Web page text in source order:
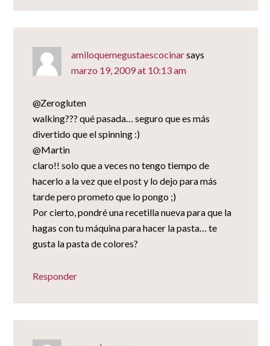
amiloquemegustaescocinarsays
marzo 19, 2009 at 10:13 am
@Zerogluten
walking??? qué pasada… seguro que es más
divertido que el spinning :)
@Martin
claro!! solo que a veces no tengo tiempo de
hacerlo a la vez que el post y lo dejo para más
tarde pero prometo que lo pongo ;)
Por cierto, pondré una recetilla nueva para que la
hagas con tu máquina para hacer la pasta… te
gusta la pasta de colores?
Responder